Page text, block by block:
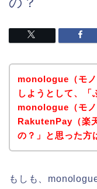
monologue（モノ
しようとして、「
monologue（モ
RakutenPay（楽
の？」と思った方
もしも、